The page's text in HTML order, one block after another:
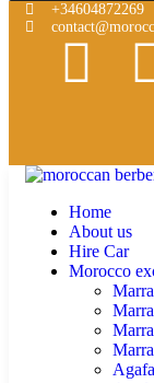
+34604872269
Home
About us
Hire Car
Morocco